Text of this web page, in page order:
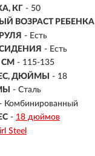
КГ - 50
ВОЗРАСТ РЕБЕНКА
- Есть
- Есть
СМ - 115-135
ДЮЙМЫ
- 18
- Сталь
- Комбинированный
- 18 дюймов
Steel